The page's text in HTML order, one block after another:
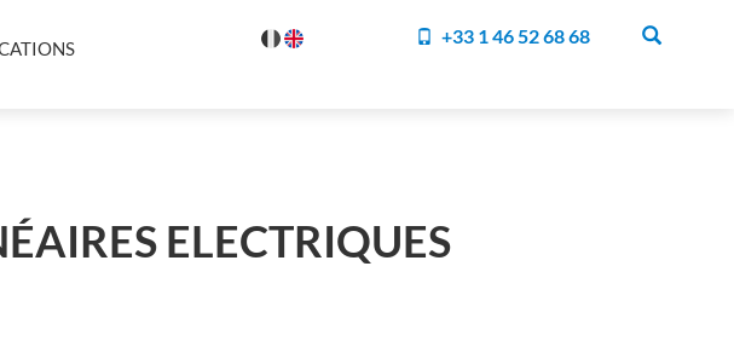
+33 1 46 52 68 68
ELECTRIQUES